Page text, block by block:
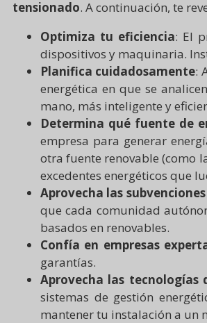
tensionado. A continuación, te
Optimiza tu eficiencia: El
dispositivos y maquinaria.
Planifica cuidadosamente:
energética en que se
mano, más inteligente y
Determina qué fuente de
empresa para generar
otra fuente renovable (como
excedentes energéticos que
Aprovecha las
que cada comunidad
basados en renovables.
Confía en empresas
garantías.
Aprovecha las tecnologías
sistemas de gestión
mantener tu instalación a un